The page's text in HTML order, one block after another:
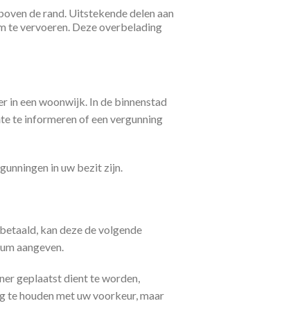
de rand. Uitstekende delen aan
te vervoeren. Deze overbelading
in een woonwijk. In de binnenstad
te informeren of een vergunning
in uw bezit zijn.
kan deze de volgende
aangeven.
geplaatst dient te worden,
te houden met uw voorkeur, maar